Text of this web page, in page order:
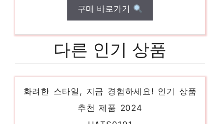
구매 바로가기
다른 인기 상품
HBL CELEB